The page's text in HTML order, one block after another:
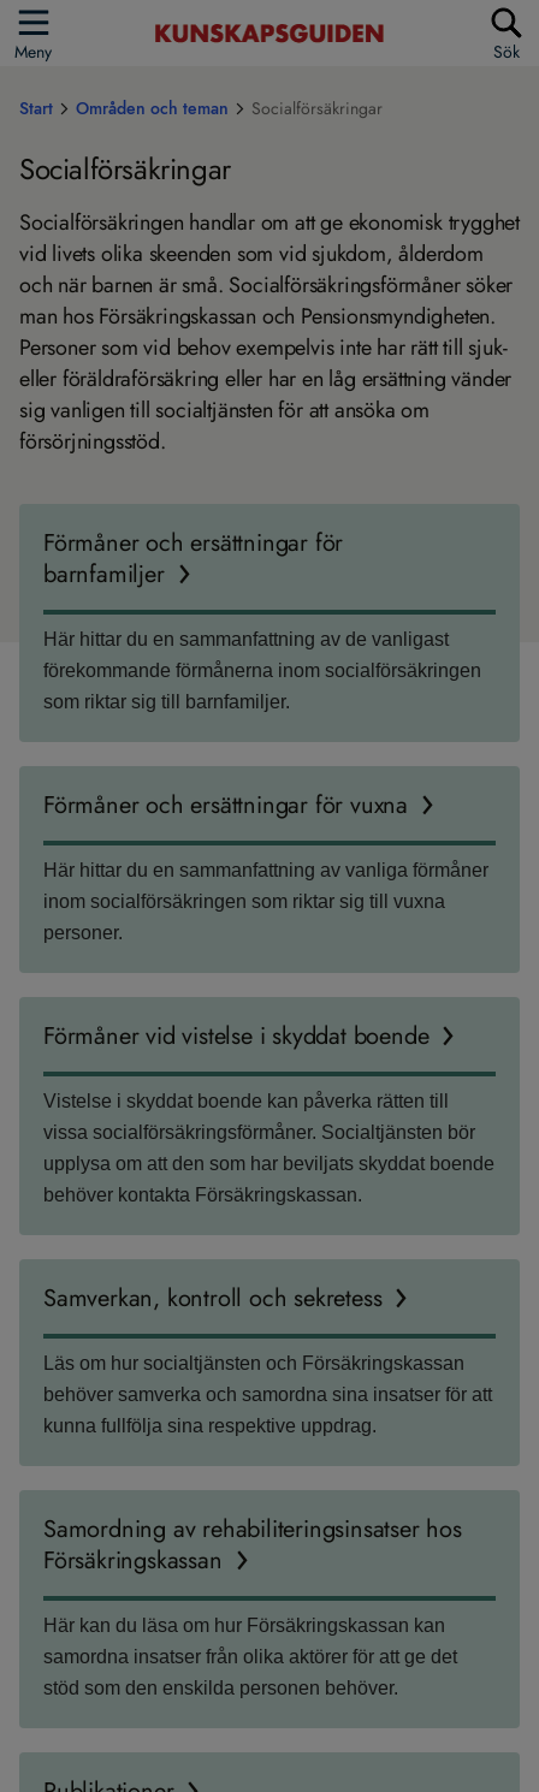
Meny Sök
Start Områden och teman Socialförsäkringar
Socialförsäkringar
Socialförsäkringen handlar om att ge ekonomisk trygghet
vid livets olika skeenden som vid sjukdom, ålderdom
och när barnen är små. Socialförsäkringsförmåner söker
man hos Försäkringskassan och Pensionsmyndigheten.
Personer som vid behov exempelvis inte har rätt till sjuk-
eller föräldraförsäkring eller har en låg ersättning vänder
sig vanligen till socialtjänsten för att ansöka om
försörjningsstöd.
Förmåner och ersättningar för
barnfamiljer
Här hittar du en sammanfattning av de vanligast
förekommande förmånerna inom socialförsäkringen
som riktar sig till barnfamiljer.
Förmåner och ersättningar för vuxna
Här hittar du en sammanfattning av vanliga förmåner
inom socialförsäkringen som riktar sig till vuxna
personer.
Förmåner vid vistelse i skyddat boende
Vistelse i skyddat boende kan påverka rätten till
vissa socialförsäkringsförmåner. Socialtjänsten bör
upplysa om att den som har beviljats skyddat boende
behöver kontakta Försäkringskassan.
Samverkan, kontroll och sekretess
Läs om hur socialtjänsten och Försäkringskassan
behöver samverka och samordna sina insatser för att
kunna fullfölja sina respektive uppdrag.
Samordning av rehabiliteringsinsatser hos
Försäkringskassan
Här kan du läsa om hur Försäkringskassan kan
samordna insatser från olika aktörer för att ge det
stöd som den enskilda personen behöver.